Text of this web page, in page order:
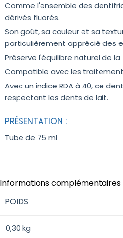
Comme l'ensemble des
dérivés fluorés.
Son goût, sa couleur et sa
particulièrement apprécié des
Préserve l'équilibre naturel de
Compatible avec les
Avec un indice RDAà 40, ce
respectant les dents de lait.
PRÉSENTATION :
Tube de 75 ml
Informations complémentaires
POIDS
0,30 kg